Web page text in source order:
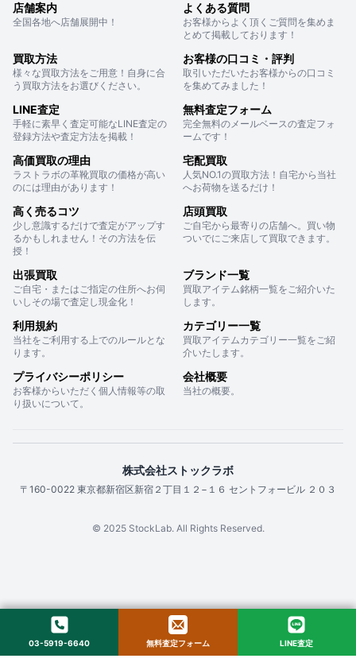
店舗案内
全国各地へ店舗展開中！
よくある質問
お客様からよく頂くご質問を集めま
とめて掲載しております！
買取方法
様々な買取方法をご用意！自身に合
う買取方法をお選びください。
お客様の口コミ・評判
取引いただいたお客様からの口コミ
を集めてみました！
LINE査定
手軽に素早く査定可能なLINE査定の
登録方法や査定方法を掲載！
無料査定フォーム
完全無料のメールベースの査定フォ
ームです！
高価買取の理由
ラストラボの革靴買取の価格が高い
のには理由があります！
宅配買取
人気NO.1の買取方法！自宅から当社
へお荷物を送るだけ！
高く売るコツ
少し意識するだけで査定がアップす
るかもしれません！その方法を伝
授！
店頭買取
ご自宅から最寄りの店舗へ。買い物
ついでにご来店して買取できます。
出張買取
ご自宅・またはご指定の住所へお伺
いしその場で査定し現金化！
ブランド一覧
買取アイテム銘柄一覧をご紹介いた
します。
利用規約
当社をご利用する上でのルールとな
ります。
カテゴリー一覧
買取アイテムカテゴリー一覧をご紹
介いたします。
プライバシーポリシー
お客様からいただく個人情報等の取
り扱いについて。
会社概要
当社の概要。
株式会社ストックラボ
〒160-0022 東京都新宿区新宿２丁目１２−１６ セントフォービル ２０３
© 2025 StockLab. All Rights Reserved.
03-5919-6640 無料査定フォーム LINE査定